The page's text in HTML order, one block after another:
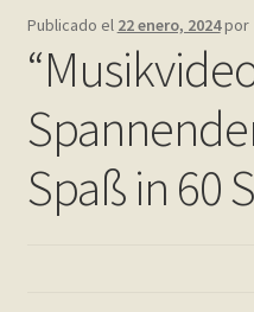
Blog
Carrito
Cart
Checkout
Publicado el 22 enero, 2024por
Spaß in 60